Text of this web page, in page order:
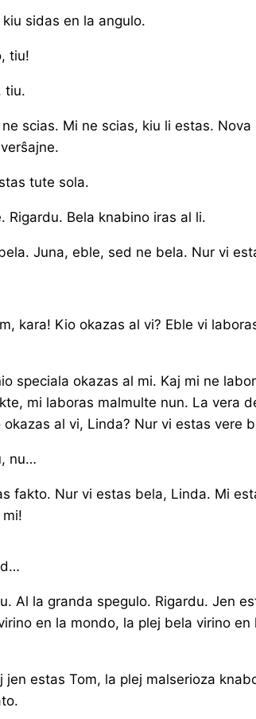
kiu sidas en la angulo.
tiu!
tiu.
ne scias. Mi ne scias, kiu li estas. Nova
tute sola.
Rigardu. Bela knabino iras al li.
Juna, eble, sed ne bela. Nur vi
kara! Kio okazas al vi? Eble vi
speciala okazas al mi. Kaj mi ne
mi laboras malmulte nun. La vera
okazas al vi, Linda? Nur vi estas vere
nu…
fakto. Nur vi estas bela, Linda. Mi
Al la granda spegulo. Rigardu. Jen
en la mondo, la plej bela virino en
jen estas Tom, la plej malserioza